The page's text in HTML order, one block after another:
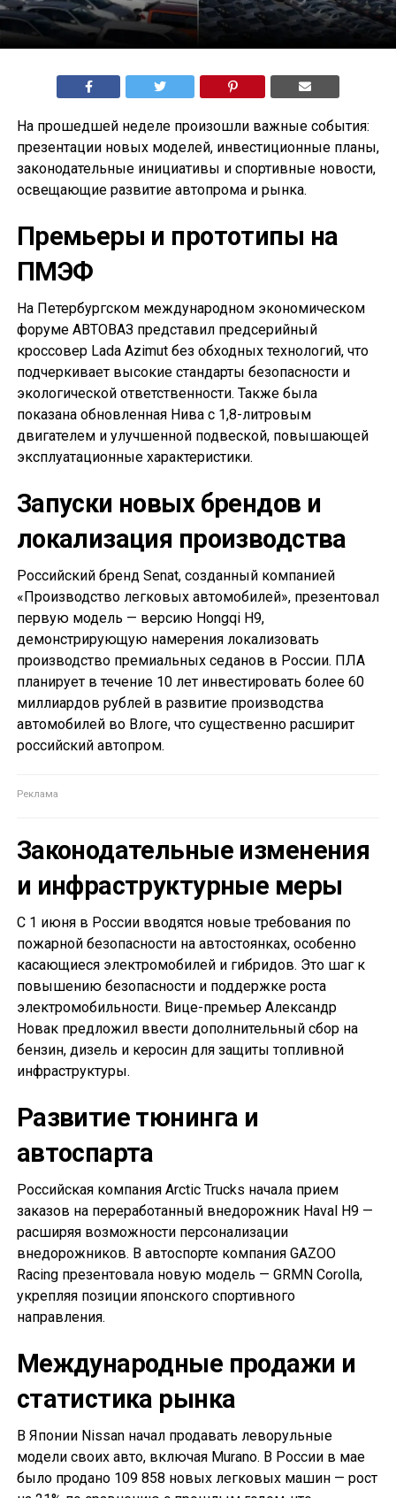
На прошедшей неделе произошли важные события:
презентации новых моделей, инвестиционные планы,
законодательные инициативы и спортивные новости,
освещающие развитие автопрома и рынка.
Премьеры и прототипы на
ПМЭФ
На Петербургском международном экономическом
форуме АВТОВАЗ представил предсерийный
кроссовер Lada Azimut без обходных технологий, что
подчеркивает высокие стандарты безопасности и
экологической ответственности. Также была
показана обновленная Нива с 1,8-литровым
двигателем и улучшенной подвеской, повышающей
эксплуатационные характеристики.
Запуски новых брендов и
локализация производства
Российский бренд Senat, созданный компанией
«Производство легковых автомобилей», презентовал
первую модель — версию Hongqi H9,
демонстрирующую намерения локализовать
производство премиальных седанов в России. ПЛА
планирует в течение 10 лет инвестировать более 60
миллиардов рублей в развитие производства
автомобилей во Влоге, что существенно расширит
российский автопром.
Законодательные изменения
и инфраструктурные меры
С 1 июня в России вводятся новые требования по
пожарной безопасности на автостоянках, особенно
касающиеся электромобилей и гибридов. Это шаг к
повышению безопасности и поддержке роста
электромобильности. Вице-премьер Александр
Новак предложил ввести дополнительный сбор на
бензин, дизель и керосин для защиты топливной
инфраструктуры.
Развитие тюнинга и
автоспарта
Российская компания Arctic Trucks начала прием
заказов на переработанный внедорожник Haval H9 —
расширяя возможности персонализации
внедорожников. В автоспорте компания GAZOO
Racing презентовала новую модель — GRMN Corolla,
укрепляя позиции японского спортивного
направления.
Международные продажи и
статистика рынка
В Японии Nissan начал продавать леворульные
модели своих авто, включая Murano. В России в мае
было продано 109 858 новых легковых машин — рост